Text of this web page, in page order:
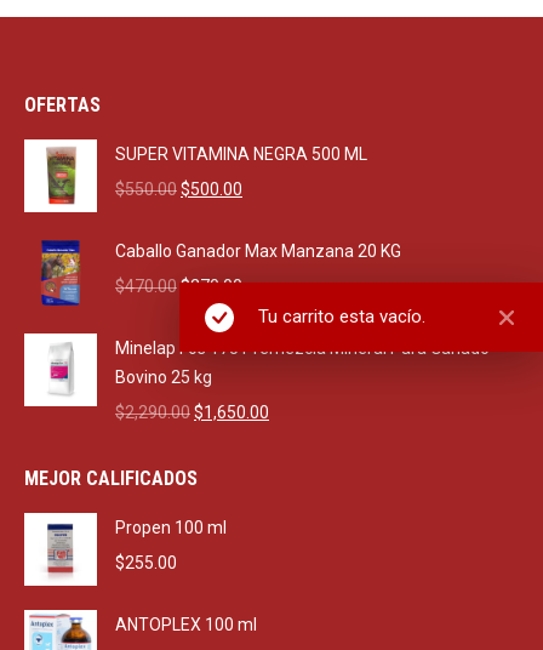
Tu carrito esta vacío.
OFERTAS
SUPER VITAMINA NEGRA 500 ML
$550.00Original
was:
$550.00.
$500.00
is:
Caballo Ganador Max Manzana 20 KG
$470.00Original
price
$470.00.
$270.00Current
price
Minelap Fos 175 Premezcla Mineral Para Ganado
Bovino 25 kg
$2,290.00Original
was:
$1,650.00
MEJOR CALIFICADOS
Propen 100 ml
$255.00
ANTOPLEX 100 ml